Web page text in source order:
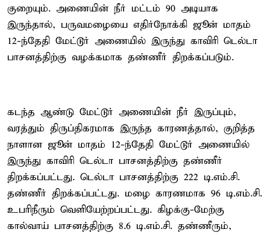
குறையும். அணையின் நீர் மட்டம் 90 அடியாக
இருந்தால், பருவமழையை எதிர்நோக்கி ஜூன் மாதம்
12-ந்தேதி மேட்டூர் அணையில் இருந்து காவிரி டெல்டா
பாசனத்திற்கு வழக்கமாக தண்ணீர் திறக்கப்படும்.
கடந்த ஆண்டு மேட்டூர் அணையின் நீர் இருப்பும்,
வரத்தும் திருப்திகரமாக இருந்த காரணத்தால், குறித்த
நாளான ஜூன் மாதம் 12-ந்தேதி மேட்டூர் அணையில்
இருந்து காவிரி டெல்டா பாசனத்திற்கு தண்ணீர்
திறக்கப்பட்டது. டெல்டா பாசனத்திற்கு 222 டி.எம்.சி.
தண்ணீர் திறக்கப்பட்டது. மழை காரணமாக 96 டி.எம்.சி.
உபரிநீரும் வெளியேற்றப்பட்டது. கிழக்கு-மேற்கு
கால்வாய் பாசனத்திற்கு 8.6 டி.எம்.சி. தண்ணீரும்,